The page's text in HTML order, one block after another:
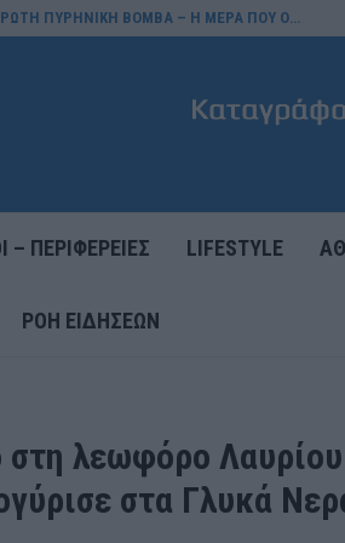
ΠΥΡΗΝΙΚΗ ΒΟΜΒΑ – Η ΜΕΡΑ ΠΟΥ Ο…
– ΠΕΡΙΦΕΡΕΙΕΣ LIFESTYLE
ΡΟΉ ΕΙΔΉΣΕΩΝ
στη λεωφόρο
στα Γλυκά